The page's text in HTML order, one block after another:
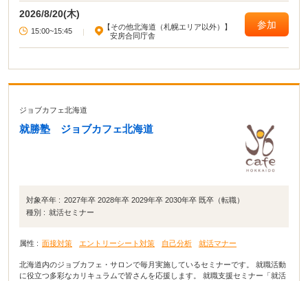
2026/8/20(木)
15:00~15:45 |
【その他北海道（札幌エリア以外）】
安房合同庁舎
参加
ジョブカフェ北海道
就勝塾 ジョブカフェ北海道
対象卒年 : 2027年卒 2028年卒 2029年卒 2030年卒 既卒（転職）
種別 : 就活セミナー
属性 : 面接対策 エントリーシート対策 自己分析 就活マナー
北海道内のジョブカフェ・サロンで毎月実施しているセミナーです。 就職活動
に役立つ多彩なカリキュラムで皆さんを応援します。 就職支援セミナー「就活